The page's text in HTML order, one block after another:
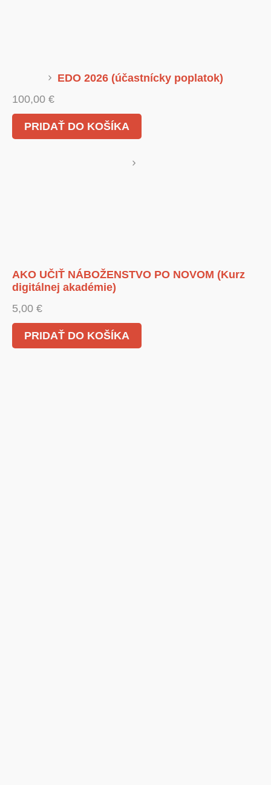
EDO 2026 (účastnícky poplatok)
100,00 €
PRIDAŤ DO KOŠÍKA
AKO UČIŤ NÁBOŽENSTVO PO NOVOM (Kurz
digitálnej akadémie)
5,00 €
PRIDAŤ DO KOŠÍKA